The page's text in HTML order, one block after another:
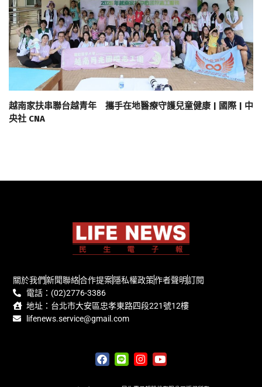
越南家扶串聯台越青年 攜手在地醫療守護兒童健康 | 國際 | 中
央社 CNA
關於我們新聞聯絡合作提案隱私權政策作者聲明訂閱
電話：(02)2776-3386
地址：台北市大安區忠孝東路四段221號12樓
lifenews.service@gmail.com